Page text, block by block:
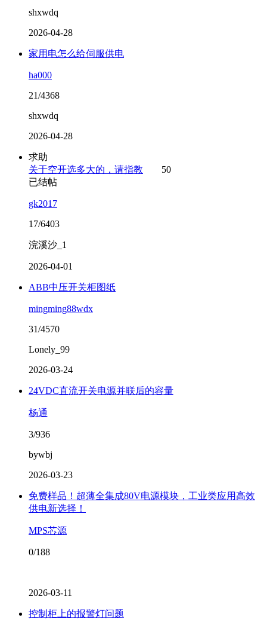
shxwdq
2026-04-28
家用电怎么给伺服供电
ha000
21/4368
shxwdq
2026-04-28
求助
关于空开选多大的，请指教
50
已结帖
gk2017
17/6403
浣溪沙_1
2026-04-01
ABB中压开关柜图纸
mingming88wdx
31/4570
Lonely_99
2026-03-24
24VDC直流开关电源并联后的容量
杨通
3/936
bywbj
2026-03-23
免费样品！超薄全集成80V电源模块，工业类应用高效
供电新选择！
MPS芯源
0/188
2026-03-11
控制柜上的报警灯问题